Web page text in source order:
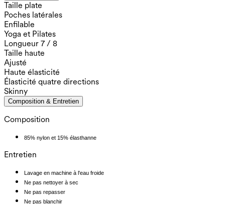
Taille plate
Poches latérales
Enfilable
Yoga et Pilates
Longueur 7 / 8
Taille haute
Ajusté
Haute élasticité
Élasticité quatre directions
Skinny
Composition & Entretien
Composition
85% nylon et 15% élasthanne
Entretien
Lavage en machine à l'eau froide
Ne pas nettoyer à sec
Ne pas repasser
Ne pas blanchir